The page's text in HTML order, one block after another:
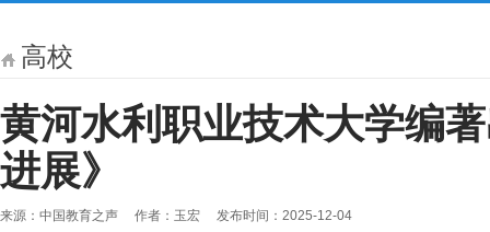
高校
黄河水利职业技术大学编
进展》
来源：中国教育之声 作者：玉宏 发布时间：2025-12-04